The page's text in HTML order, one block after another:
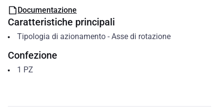
Documentazione
Caratteristiche principali
Tipologia di azionamento- Asse di rotazione
Confezione
1 PZ